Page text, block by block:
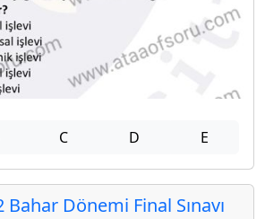
C D E
Dönemi Final Sınavı